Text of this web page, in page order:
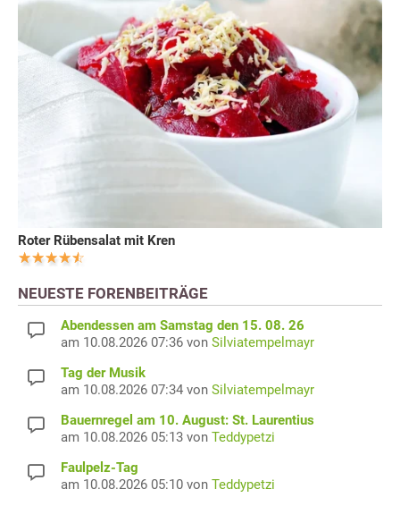
Roter Rübensalat mit Kren
NEUESTE FORENBEITRÄGE
Abendessen am Samstag den 15. 08. 26
am 10.08.2026 07:36 von Silviatempelmayr
Tag der Musik
am 10.08.2026 07:34 von Silviatempelmayr
Bauernregel am 10. August: St. Laurentius
am 10.08.2026 05:13 von Teddypetzi
Faulpelz-Tag
am 10.08.2026 05:10 von Teddypetzi